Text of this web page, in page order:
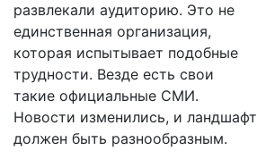
развлекали аудиторию. Это не
единственная организация,
которая испытывает подобные
трудности. Везде есть свои
такие официальные СМИ.
Новости изменились, и ландшафт
должен быть разнообразным.